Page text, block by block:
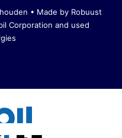
• Made by Robuust
Corporation and used